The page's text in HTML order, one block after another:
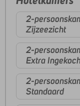
2-
Zijzeezicht
2-
Extra
2-
Standaard